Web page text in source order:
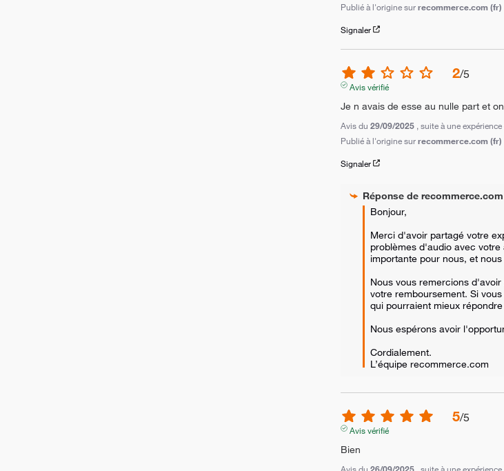
Publié à l'origine surrecommerce.com (fr)
Signaler
2/5
Avis vérifié
Je n avais de esse au nulle part et
Avis du29/09/2025 , suite à une
Publié à l'origine surrecommerce.com (fr)
Signaler
Réponse derecommerce.com
Bonjour,
Merci d'avoir partagé votre
problèmes d'audio avec
importante pour nous, et
Nous vous remercions
votre remboursement. Si
qui pourraient mieux
Nous espérons avoir
Cordialement.
L’équipe recommerce.com
5/5
Avis vérifié
Bien
Avis du26/09/2025 , suite à une